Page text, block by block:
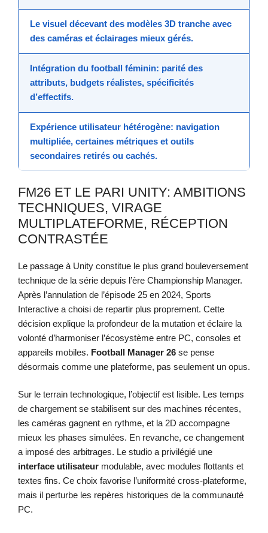
Le visuel décevant des modèles 3D tranche avec
des caméras et éclairages mieux gérés.
Intégration du football féminin: parité des
attributs, budgets réalistes, spécificités
d’effectifs.
Expérience utilisateur hétérogène: navigation
multipliée, certaines métriques et outils
secondaires retirés ou cachés.
FM26 ET LE PARI UNITY: AMBITIONS
TECHNIQUES, VIRAGE
MULTIPLATEFORME, RÉCEPTION
CONTRASTÉE
Le passage à Unity constitue le plus grand bouleversement
technique de la série depuis l’ère Championship Manager.
Après l’annulation de l’épisode 25 en 2024, Sports
Interactive a choisi de repartir plus proprement. Cette
décision explique la profondeur de la mutation et éclaire la
volonté d’harmoniser l’écosystème entre PC, consoles et
appareils mobiles. Football Manager 26 se pense
désormais comme une plateforme, pas seulement un opus.
Sur le terrain technologique, l’objectif est lisible. Les temps
de chargement se stabilisent sur des machines récentes,
les caméras gagnent en rythme, et la 2D accompagne
mieux les phases simulées. En revanche, ce changement
a imposé des arbitrages. Le studio a privilégié une
interface utilisateur modulable, avec modules flottants et
textes fins. Ce choix favorise l’uniformité cross-plateforme,
mais il perturbe les repères historiques de la communauté
PC.